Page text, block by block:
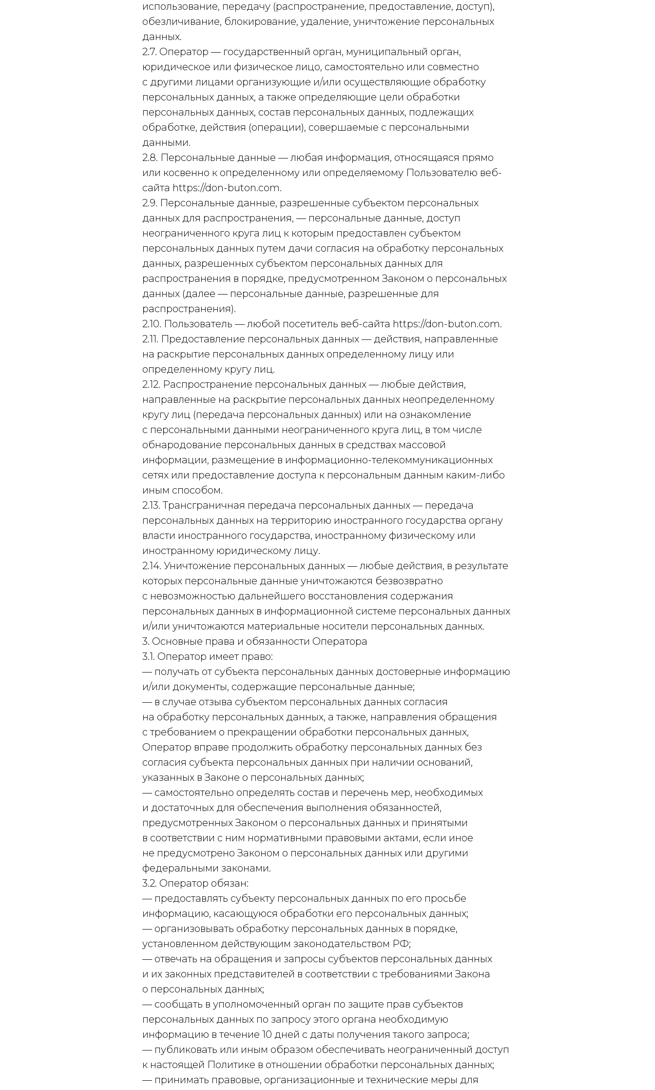
использование, передачу (распространение, предоставление, доступ),
обезличивание, блокирование, удаление, уничтожение персональных
данных.
2.7. Оператор — государственный орган, муниципальный орган,
юридическое или физическое лицо, самостоятельно или совместно
с другими лицами организующие и/или осуществляющие обработку
персональных данных, а также определяющие цели обработки
персональных данных, состав персональных данных, подлежащих
обработке, действия (операции), совершаемые с персональными
данными.
2.8. Персональные данные — любая информация, относящаяся прямо
или косвенно к определенному или определяемому Пользователю веб-
сайта https://don-buton.com.
2.9. Персональные данные, разрешенные субъектом персональных
данных для распространения, — персональные данные, доступ
неограниченного круга лиц к которым предоставлен субъектом
персональных данных путем дачи согласия на обработку персональных
данных, разрешенных субъектом персональных данных для
распространения в порядке, предусмотренном Законом о персональных
данных (далее — персональные данные, разрешенные для
распространения).
2.10. Пользователь — любой посетитель веб-сайта https://don-buton.com.
2.11. Предоставление персональных данных — действия, направленные
на раскрытие персональных данных определенному лицу или
определенному кругу лиц.
2.12. Распространение персональных данных — любые действия,
направленные на раскрытие персональных данных неопределенному
кругу лиц (передача персональных данных) или на ознакомление
с персональными данными неограниченного круга лиц, в том числе
обнародование персональных данных в средствах массовой
информации, размещение в информационно-телекоммуникационных
сетях или предоставление доступа к персональным данным каким-либо
иным способом.
2.13. Трансграничная передача персональных данных — передача
персональных данных на территорию иностранного государства органу
власти иностранного государства, иностранному физическому или
иностранному юридическому лицу.
2.14. Уничтожение персональных данных — любые действия, в результате
которых персональные данные уничтожаются безвозвратно
с невозможностью дальнейшего восстановления содержания
персональных данных в информационной системе персональных данных
и/или уничтожаются материальные носители персональных данных.
3. Основные права и обязанности Оператора
3.1. Оператор имеет право:
— получать от субъекта персональных данных достоверные информацию
и/или документы, содержащие персональные данные;
— в случае отзыва субъектом персональных данных согласия
на обработку персональных данных, а также, направления обращения
с требованием о прекращении обработки персональных данных,
Оператор вправе продолжить обработку персональных данных без
согласия субъекта персональных данных при наличии оснований,
указанных в Законе о персональных данных;
— самостоятельно определять состав и перечень мер, необходимых
и достаточных для обеспечения выполнения обязанностей,
предусмотренных Законом о персональных данных и принятыми
в соответствии с ним нормативными правовыми актами, если иное
не предусмотрено Законом о персональных данных или другими
федеральными законами.
3.2. Оператор обязан:
— предоставлять субъекту персональных данных по его просьбе
информацию, касающуюся обработки его персональных данных;
— организовывать обработку персональных данных в порядке,
установленном действующим законодательством РФ;
— отвечать на обращения и запросы субъектов персональных данных
и их законных представителей в соответствии с требованиями Закона
о персональных данных;
— сообщать в уполномоченный орган по защите прав субъектов
персональных данных по запросу этого органа необходимую
информацию в течение 10 дней с даты получения такого запроса;
— публиковать или иным образом обеспечивать неограниченный доступ
к настоящей Политике в отношении обработки персональных данных;
— принимать правовые, организационные и технические меры для